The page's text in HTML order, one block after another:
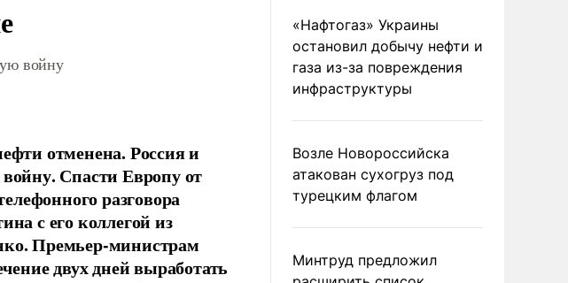
войну
отменена. Россия и
Спасти Европу от
разговора
с его коллегой из
Премьер-министрам
двух дней выработать
«Нафтогаз» Украины
остановил добычу нефти и
газа из-за повреждения
инфраструктуры
Возле Новороссийска
атакован сухогруз под
турецким флагом
Минтруд предложил